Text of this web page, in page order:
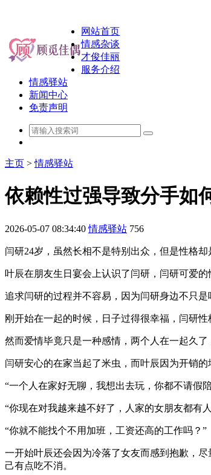
网站首页
情感杂谈
才俊佳丽
服务介绍
情感驿站
新闻中心
免责声明
主页 >情感驿站
依赖性过强导致分手如
2026-05-07 08:34:40 情感驿站 756
闫研24岁，虽然长相不是特别出众，但是性格
叶辰在朋友生日宴会上认识了闫研，闫研可爱
追求闫研的过程并不容易，因为闫研身边不只
刚开始在一起的时候，日子过得很幸福，闫研
然而爱情毕竟只是一种感情，两个人在一起久
闫研安心的在家当起了米虫，而叶辰因为开销
“一个人在家好无聊，我想出去玩，你都不请假
“你现在对我越来越不好了，人家的女朋友都有
“你就不能找个不用加班，工资还高的工作吗？”
一开始叶辰还会因为冷落了女友而感到抱歉，
己有点吃不消。